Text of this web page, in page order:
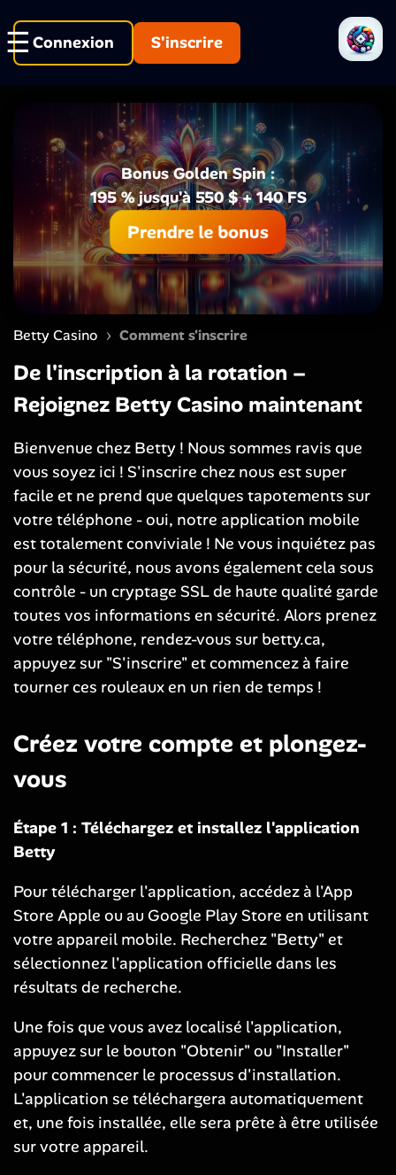
Connexion S'inscrire
Bonus Golden Spin :
195 % jusqu'à 550 $ + 140 FS
Prendre le bonus
Betty Casino › Comment s'inscrire
De l'inscription à la rotation –
Rejoignez Betty Casino maintenant
Bienvenue chez Betty ! Nous sommes ravis que
vous soyez ici ! S'inscrire chez nous est super
facile et ne prend que quelques tapotements sur
votre téléphone - oui, notre application mobile
est totalement conviviale ! Ne vous inquiétez pas
pour la sécurité, nous avons également cela sous
contrôle - un cryptage SSL de haute qualité garde
toutes vos informations en sécurité. Alors prenez
votre téléphone, rendez-vous sur betty.ca,
appuyez sur "S'inscrire" et commencez à faire
tourner ces rouleaux en un rien de temps !
Créez votre compte et plongez-
vous
Étape 1 : Téléchargez et installez l'application
Betty
Pour télécharger l'application, accédez à l'App
Store Apple ou au Google Play Store en utilisant
votre appareil mobile. Recherchez "Betty" et
sélectionnez l'application officielle dans les
résultats de recherche.
Une fois que vous avez localisé l'application,
appuyez sur le bouton "Obtenir" ou "Installer"
pour commencer le processus d'installation.
L'application se téléchargera automatiquement
et, une fois installée, elle sera prête à être utilisée
sur votre appareil.